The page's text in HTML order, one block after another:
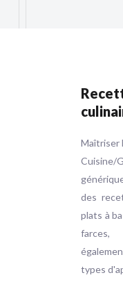
Maîtriser
des
plats à
farces,
types